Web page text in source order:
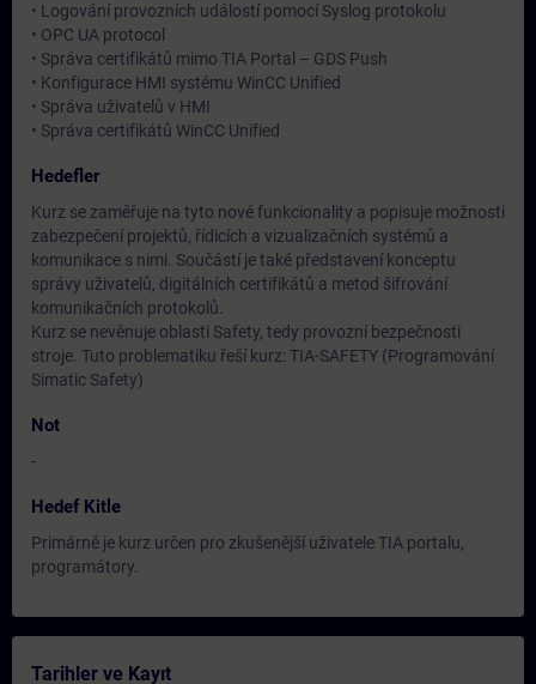
• Logování provozních událostí pomocí Syslog protokolu
• OPC UA protocol
• Správa certifikátů mimo TIA Portal – GDS Push
• Konfigurace HMI systému WinCC Unified
• Správa uživatelů v HMI
• Správa certifikátů WinCC Unified
Hedefler
Kurz se zaměřuje na tyto nové funkcionality a popisuje možnosti
zabezpečení projektů, řídicích a vizualizačních systémů a
komunikace s nimi. Součástí je také představení konceptu
správy uživatelů, digitálních certifikátů a metod šifrování
komunikačních protokolů.
Kurz se nevěnuje oblasti Safety, tedy provozní bezpečnosti
stroje. Tuto problematiku řeší kurz: TIA-SAFETY (Programování
Simatic Safety)
Not
-
Hedef Kitle
Primárně je kurz určen pro zkušenější uživatele TIA portalu,
programátory.
Tarihler ve Kayıt